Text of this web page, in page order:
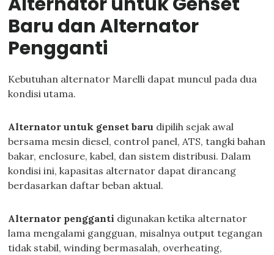
Baru dan Alternator
Pengganti
Kebutuhan alternator Marelli dapat muncul pada dua
kondisi utama.
Alternator untuk genset baru dipilih sejak awal
bersama mesin diesel, control panel, ATS, tangki bahan
bakar, enclosure, kabel, dan sistem distribusi. Dalam
kondisi ini, kapasitas alternator dapat dirancang
berdasarkan daftar beban aktual.
Alternator pengganti digunakan ketika alternator
lama mengalami gangguan, misalnya output tegangan
tidak stabil, winding bermasalah, overheating,